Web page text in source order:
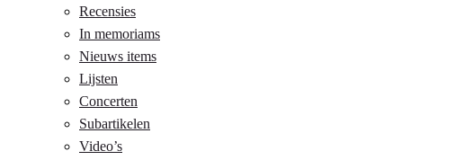
Recensies
In memoriams
Nieuws items
Lijsten
Concerten
Subartikelen
Video’s